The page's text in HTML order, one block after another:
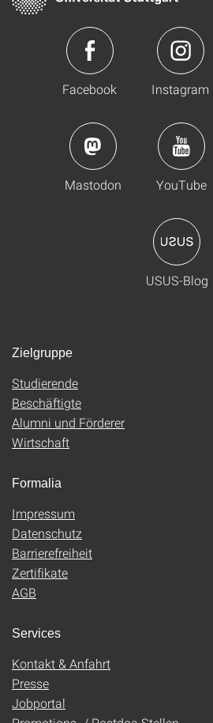
Facebook Instagram
Mastodon YouTube
USUS-Blog
Zielgruppe
Studierende
Beschäftigte
Alumni und Förderer
Wirtschaft
Formalia
Impressum
Datenschutz
Barrierefreiheit
Zertifikate
AGB
Services
Kontakt & Anfahrt
Presse
Jobportal